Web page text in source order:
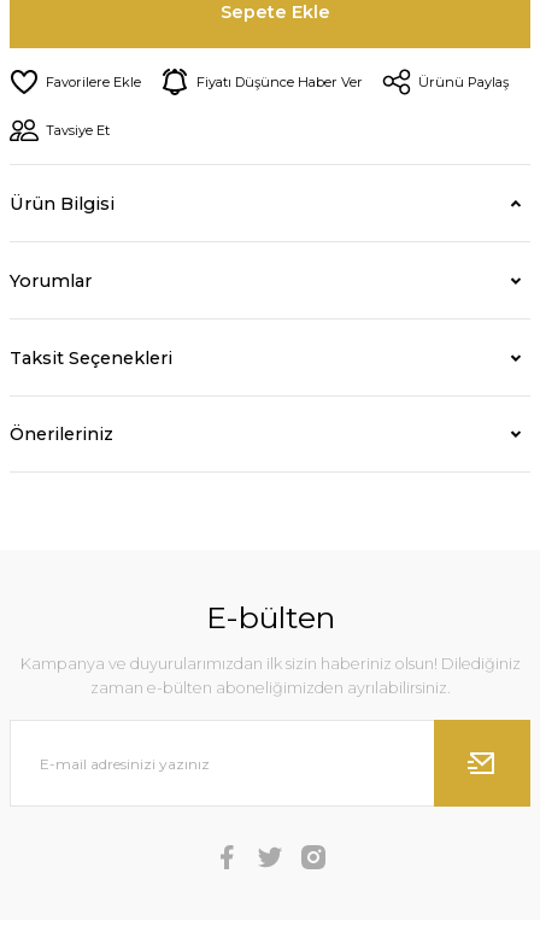
Sepete Ekle
Fiyatı Düşünce Haber Ver Ürünü Paylaş
Tavsiye Et
Ürün Bilgisi
Yorumlar
Taksit Seçenekleri
Önerileriniz
E-bülten
Kampanya ve duyurularımızdan ilk sizin haberiniz olsun! Dilediğiniz
zaman e-bülten aboneliğimizden ayrılabilirsiniz.